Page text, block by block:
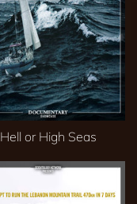
Hell or High Seas